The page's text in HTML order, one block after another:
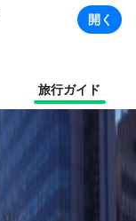
開く
旅行ガイド